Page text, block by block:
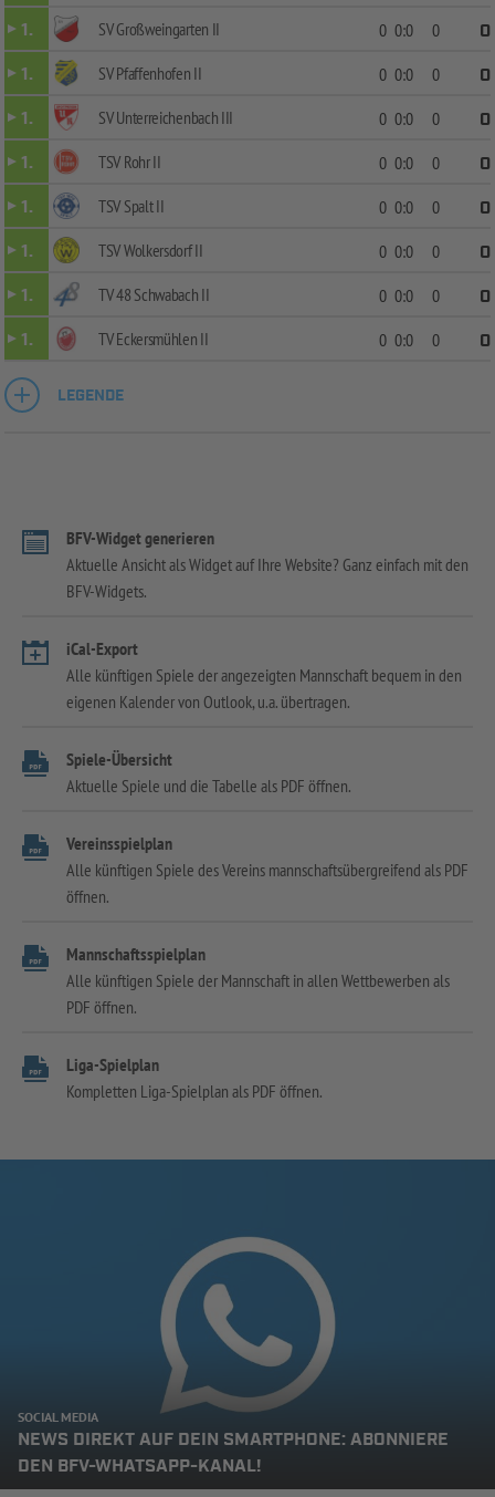
1.
SV Großweingarten II 0 0:0 0
0
1.
SV Pfaffenhofen II 0 0:0 0
0
1.
SV Unterreichenbach III 0 0:0 0
0
1.
TSV Rohr II 0 0:0 0
0
1.
TSV Spalt II 0 0:0 0
0
1.
TSV Wolkersdorf II 0 0:0 0
0
1.
TV 48 Schwabach II 0 0:0 0
0
1.
TV Eckersmühlen II 0 0:0 0 0
LEGENDE
BFV-Widget generieren
Aktuelle Ansicht als Widget auf Ihre Website? Ganz einfach mit den
BFV-Widgets.
iCal-Export
Alle künftigen Spiele der angezeigten Mannschaft bequem in den
eigenen Kalender von Outlook, u.a. übertragen.
Spiele-Übersicht
Aktuelle Spiele und die Tabelle als PDF öffnen.
Vereinsspielplan
Alle künftigen Spiele des Vereins mannschaftsübergreifend als PDF
öffnen.
Mannschaftsspielplan
Alle künftigen Spiele der Mannschaft in allen Wettbewerben als
PDF öffnen.
Liga-Spielplan
Kompletten Liga-Spielplan als PDF öffnen.
SOCIAL MEDIA
NEWS DIREKT AUF DEIN SMARTPHONE: ABONNIERE
DEN BFV-WHATSAPP-KANAL!